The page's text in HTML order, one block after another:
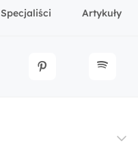
Specjaliści Artykuły